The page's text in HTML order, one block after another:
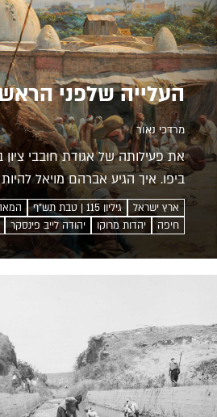
העלייה שלפני
מרדכי נאור
את פעילותה של אגודת חובבי
ביפו. איך הגיע אברהם מויאל
ארץ ישראל גיליון 115 | טבת תש”ף
חיפה
יהדות מרוקו יהודה לייב פינסקר